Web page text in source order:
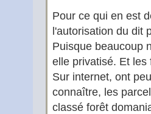
Pour ce qui en est
l'autorisation du dit
Puisque beaucoup
elle privatisé. Et
Sur internet, ont
connaître, les
classé forêt